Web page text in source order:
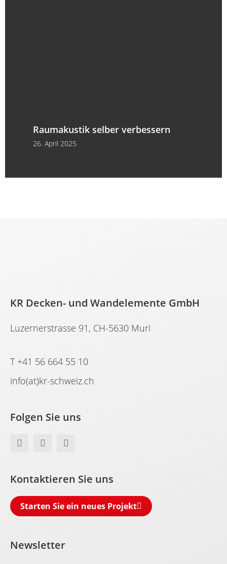
Raumakustik selber verbessern
26. April 2025
KR Decken- und Wandelemente GmbH
Luzernerstrasse 91, CH-5630 Muri
T +41 56 664 55 10
info(at)kr-schweiz.ch
Folgen Sie uns
F
a
b
o
k
L
i
e
d
n
-
i
Y
o
u
b
Kontaktieren Sie uns
Starten Sie ein neues Projekt
Newsletter